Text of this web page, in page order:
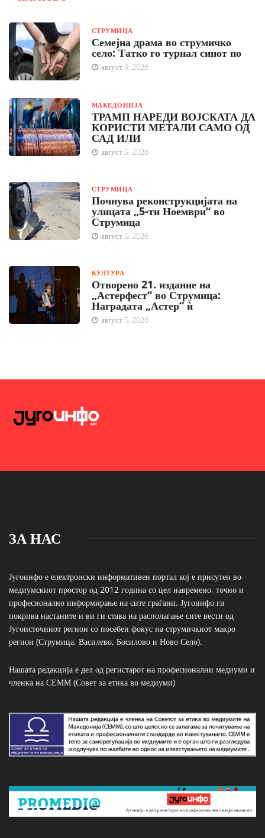
СТРУМИЦА
Семејна драма во струмичко
село: Татко го турнал синот по
август 9, 2026
МАКЕДОНИЈА
ТРАМП НАРЕДИ ВОЈСКАТА ДА
КОРИСТИ МЕТАЛИ САМО ОД
САД ИЛИ
август 5, 2026
СТРУМИЦА
Почнува реконструкцијата на
улицата „5-ти Ноември“ во
Струмица
август 5, 2026
КУЛТУРА
Отворено 21. издание на
„Астерфест“ во Струмица:
Наградата „Астер“ ѝ
август 5, 2026
ЗА НАС
Југоинфо е електронски информативен портал кој е присутен во
медиумскиот простор од 2012 година со цел навремено, точно и
професионално информирање на сите граѓани. Југоинфо ги
покрива настаните и ви ги става на располагање сите вести од
Југоисточниот регион со посебен фокус на струмичкиот макро
регион (Струмица, Василево, Босилово и Ново Село).
Нашата редакција е дел од регистарот на професионални медиуми и
членка на СЕММ (Совет за етика во медиуми)